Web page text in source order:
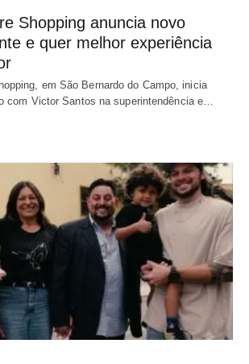
Shopping anuncia novo
e quer melhor experiência
em São Bernardo do Campo, inicia
com Victor Santos na superintendência e…